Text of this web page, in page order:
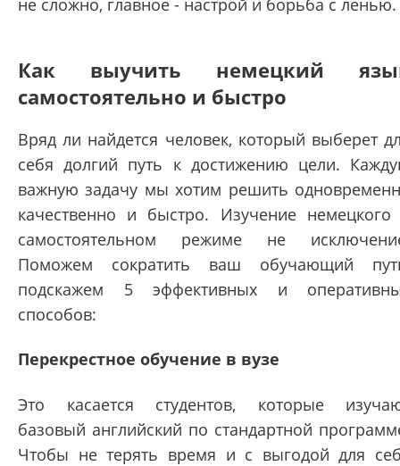
не сложно, главное - настрой и борьба с ленью.
Как выучить немецкий
самостоятельно и быстро
Вряд ли найдется человек, который выберет
себя долгий путь к достижению цели.
важную задачу мы хотим решить
качественно и быстро. Изучение немецкого
самостоятельном режиме не
Поможем сократить ваш обучающий
подскажем 5 эффективных и
способов:
Перекрестное обучение в вузе
Это касается студентов, которые
базовый английский по стандартной
Чтобы не терять время и с выгодой для